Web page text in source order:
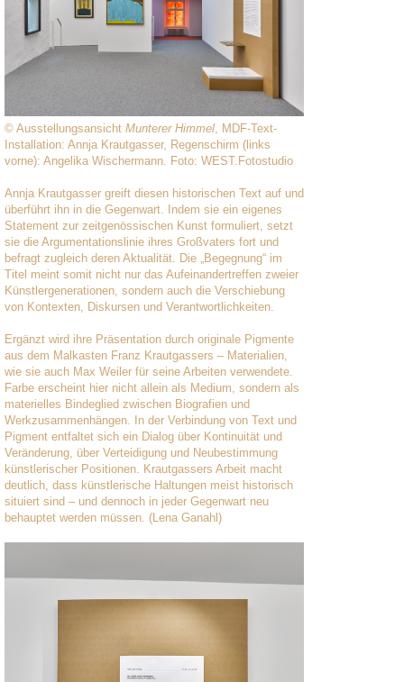
© Ausstellungsansicht Munterer Himmel , MDF-Text-
Installation: Annja Krautgasser, Regenschirm (links
vorne): Angelika Wischermann. Foto: WEST.Fotostudio
Annja Krautgasser greift diesen historischen Text auf und
überführt ihn in die Gegenwart. Indem sie ein eigenes
Statement zur zeitgenössischen Kunst formuliert, setzt
sie die Argumentationslinie ihres Großvaters fort und
befragt zugleich deren Aktualität. Die „Begegnung“ im
Titel meint somit nicht nur das Aufeinandertreffen zweier
Künstlergenerationen, sondern auch die Verschiebung
von Kontexten, Diskursen und Verantwortlichkeiten.
Ergänzt wird ihre Präsentation durch originale Pigmente
aus dem Malkasten Franz Krautgassers – Materialien,
wie sie auch Max Weiler für seine Arbeiten verwendete.
Farbe erscheint hier nicht allein als Medium, sondern als
materielles Bindeglied zwischen Biografien und
Werkzusammenhängen. In der Verbindung von Text und
Pigment entfaltet sich ein Dialog über Kontinuität und
Veränderung, über Verteidigung und Neubestimmung
künstlerischer Positionen. Krautgassers Arbeit macht
deutlich, dass künstlerische Haltungen meist historisch
situiert sind – und dennoch in jeder Gegenwart neu
behauptet werden müssen. (Lena Ganahl)